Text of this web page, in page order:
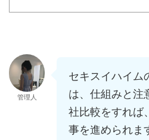
管理人
セキスイハイム
は、仕組みと注
社比較をすれば
事を進められま